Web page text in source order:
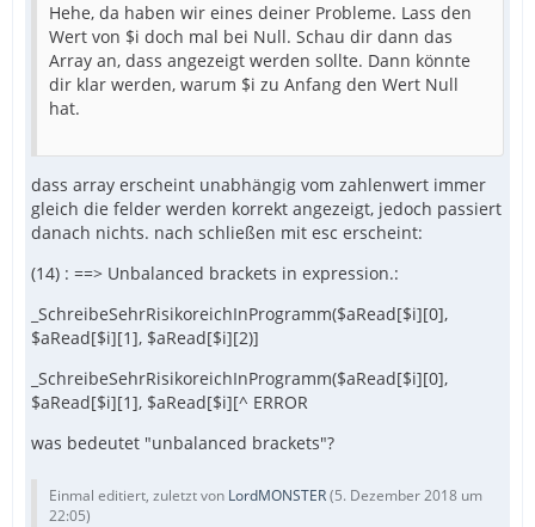
Hehe, da haben wir eines deiner Probleme. Lass den
Wert von $i doch mal bei Null. Schau dir dann das
Array an, dass angezeigt werden sollte. Dann könnte
dir klar werden, warum $i zu Anfang den Wert Null
hat.
dass array erscheint unabhängig vom zahlenwert immer
gleich die felder werden korrekt angezeigt, jedoch passiert
danach nichts. nach schließen mit esc erscheint:
(14) : ==> Unbalanced brackets in expression.:
_SchreibeSehrRisikoreichInProgramm($aRead[$i][0],
$aRead[$i][1], $aRead[$i][2)]
_SchreibeSehrRisikoreichInProgramm($aRead[$i][0],
$aRead[$i][1], $aRead[$i][^ ERROR
was bedeutet "unbalanced brackets"?
Einmal editiert, zuletzt von LordMONSTER(5. Dezember 2018 um
22:05)